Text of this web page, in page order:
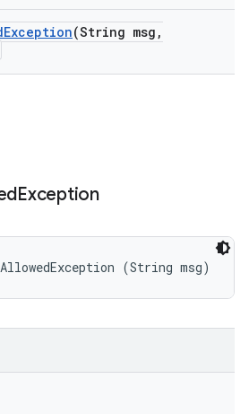
Exception(String msg ,
Exception
(String msg)